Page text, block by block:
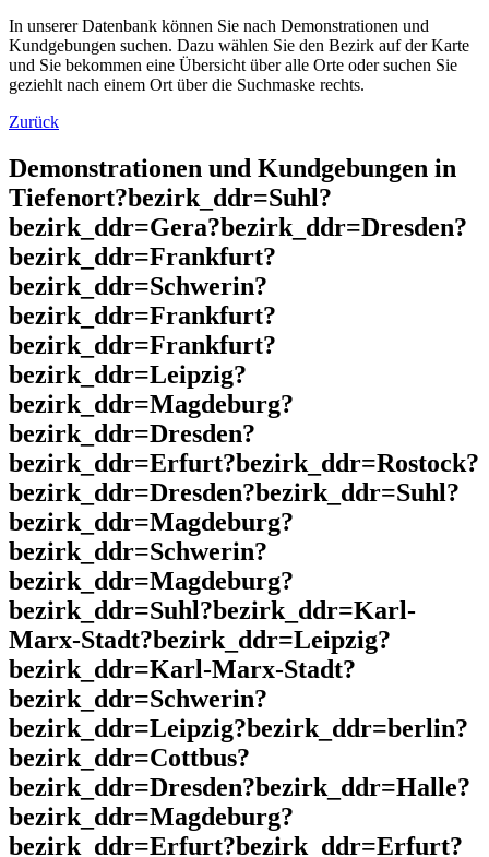
In unserer Datenbank können Sie nach Demonstrationen und
Kundgebungen suchen. Dazu wählen Sie den Bezirk auf der Karte
und Sie bekommen eine Übersicht über alle Orte oder suchen Sie
geziehlt nach einem Ort über die Suchmaske rechts.
Zurück
Demonstrationen und Kundgebungen in
Tiefenort?bezirk_ddr=Suhl?
bezirk_ddr=Gera?bezirk_ddr=Dresden?
bezirk_ddr=Frankfurt?
bezirk_ddr=Schwerin?
bezirk_ddr=Frankfurt?
bezirk_ddr=Frankfurt?
bezirk_ddr=Leipzig?
bezirk_ddr=Magdeburg?
bezirk_ddr=Dresden?
bezirk_ddr=Erfurt?bezirk_ddr=Rostock?
bezirk_ddr=Dresden?bezirk_ddr=Suhl?
bezirk_ddr=Magdeburg?
bezirk_ddr=Schwerin?
bezirk_ddr=Magdeburg?
bezirk_ddr=Suhl?bezirk_ddr=Karl-
Marx-Stadt?bezirk_ddr=Leipzig?
bezirk_ddr=Karl-Marx-Stadt?
bezirk_ddr=Schwerin?
bezirk_ddr=Leipzig?bezirk_ddr=berlin?
bezirk_ddr=Cottbus?
bezirk_ddr=Dresden?bezirk_ddr=Halle?
bezirk_ddr=Magdeburg?
bezirk_ddr=Erfurt?bezirk_ddr=Erfurt?